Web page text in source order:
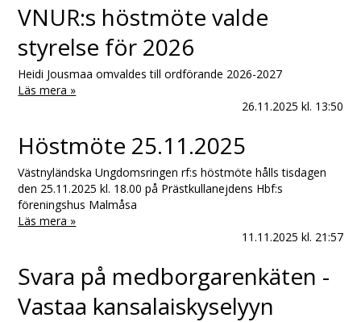
VNUR:s höstmöte valde
styrelse för 2026
Heidi Jousmaa omvaldes till ordförande 2026-2027
Läs mera »
26.11.2025 kl. 13:50
Höstmöte 25.11.2025
Västnyländska Ungdomsringen rf:s höstmöte hålls tisdagen
den 25.11.2025 kl. 18.00 på Prästkullanejdens Hbf:s
föreningshus Malmåsa
Läs mera »
11.11.2025 kl. 21:57
Svara på medborgarenkäten -
Vastaa kansalaiskyselyyn